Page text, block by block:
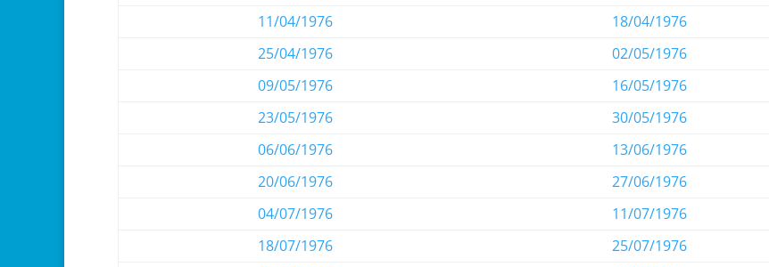
11/04/1976
18/04/1976
25/04/1976
02/05/1976
09/05/1976
16/05/1976
23/05/1976
30/05/1976
06/06/1976
13/06/1976
20/06/1976
27/06/1976
04/07/1976
11/07/1976
18/07/1976
25/07/1976